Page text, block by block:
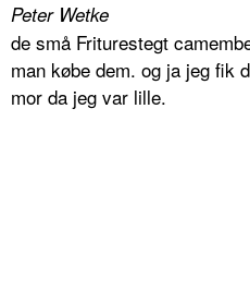
Peter Wetke
de små Friturestegt
man købe dem. og ja jeg fik
mor da jeg var lille.